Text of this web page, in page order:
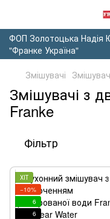
ФОП Золотоцька Надія
"Франке Україна"
Змішувачі
Змішувачі з
Franke
Фільтр
ХІТ
−10%
6
6